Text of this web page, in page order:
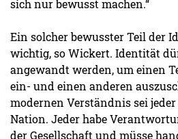
sich nur bewusst machen.“
Ein solcher bewusster Teil der
wichtig, so Wickert. Identität
angewandt werden, um einen
ein- und einen anderen
modernen Verständnis sei
Nation. Jeder habe
der Gesellschaft und müsse